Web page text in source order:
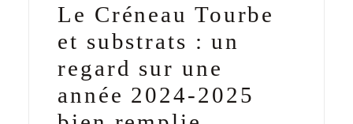
Le Créneau Tourbe
et substrats : un
regard sur une
année 2024-2025